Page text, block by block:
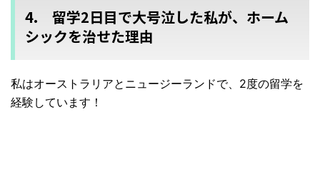
4. 留学2日目で大号泣した私が、ホーム
シックを治せた理由
私はオーストラリアとニュージーランドで、2度の留学を
経験しています！